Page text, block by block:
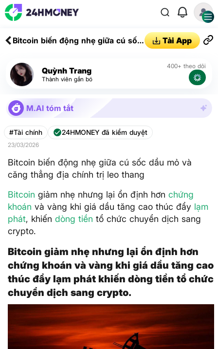
Bitcoin biến động nhẹ giữa cú sốc
trị leo thang
Tải App
Quỳnh Trang
Thành viên gắn bó
400+ theo dõi
M.AI tóm tắt
#Tài chính 24HMONEY đã kiểm duyệt
23/03/2026
Bitcoin biến động nhẹ giữa cú sốc dầu mỏ và
căng thẳng địa chính trị leo thang
Bitcoin giảm nhẹ nhưng lại ổn định hơn chứng
khoán và vàng khi giá dầu tăng cao thúc đẩy lạm
phát, khiến dòng tiền tổ chức chuyển dịch sang
crypto.
Bitcoin giảm nhẹ nhưng lại ổn định hơn
chứng khoán và vàng khi giá dầu tăng cao
thúc đẩy lạm phát khiến dòng tiền tổ chức
chuyển dịch sang crypto.